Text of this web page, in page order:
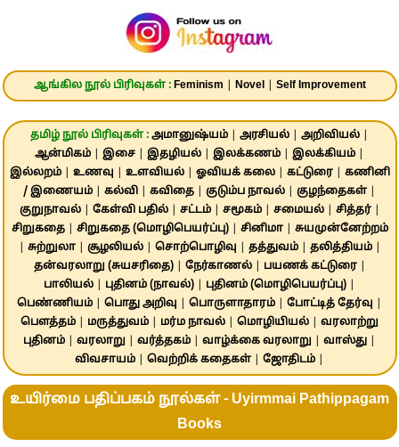
ஆங்கில நூல் பிரிவுகள் : Feminism Novel| Self Improvement
தமிழ் நூல் பிரிவுகள் : அமானுஷ்யம் அரசியல் அறிவியல்
ஆன்மிகம்
இசை இதழியல் இலக்கணம் இலக்கியம்
இல்லறம்| உணவு உளவியல்| ஓவியக் கலை| கட்டுரை| கணினி
/ இணையம்
கல்வி கவிதை குடும்ப நாவல் குழந்தைகள்|
குறுநாவல்| கேள்வி பதில்| சட்டம்| சமூகம்| சமையல்| சித்தர்|
சிறுகதை| சிறுகதை (மொழிபெயர்ப்பு)| சினிமா| சுயமுன்னேற்றம்
சுற்றுலா| சூழலியல்| சொற்பொழிவு தத்துவம்| தலித்தியம்|
தன்வரலாறு (சுயசரிதை)| நேர்காணல்| பயணக் கட்டுரை|
பாலியல்
புதினம் (நாவல்) புதினம் (மொழிபெயர்ப்பு)
பெண்ணியம்
பொது அறிவு பொருளாதாரம் போட்டித் தேர்வு
பௌத்தம்
மருத்துவம் மர்ம நாவல் மொழியியல்
வரலாற்று
புதினம்
வரலாறு வர்த்தகம் வாழ்க்கை வரலாறு வாஸ்து
விவசாயம்
வெற்றிக் கதைகள்| ஜோதிடம்
உயிர்மை பதிப்பகம் நூல்கள் - Uyirmmai Pathippagam
Books